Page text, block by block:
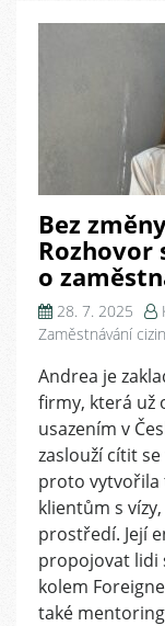
Bez
Rozhovor
o
28. 7. 2025
Zaměstnávání
Andrea je
firmy, která už
usazením v
zaslouží cítit
proto vytvořila
klientům s
prostředí. Její
propojovat lidi
kolem
také